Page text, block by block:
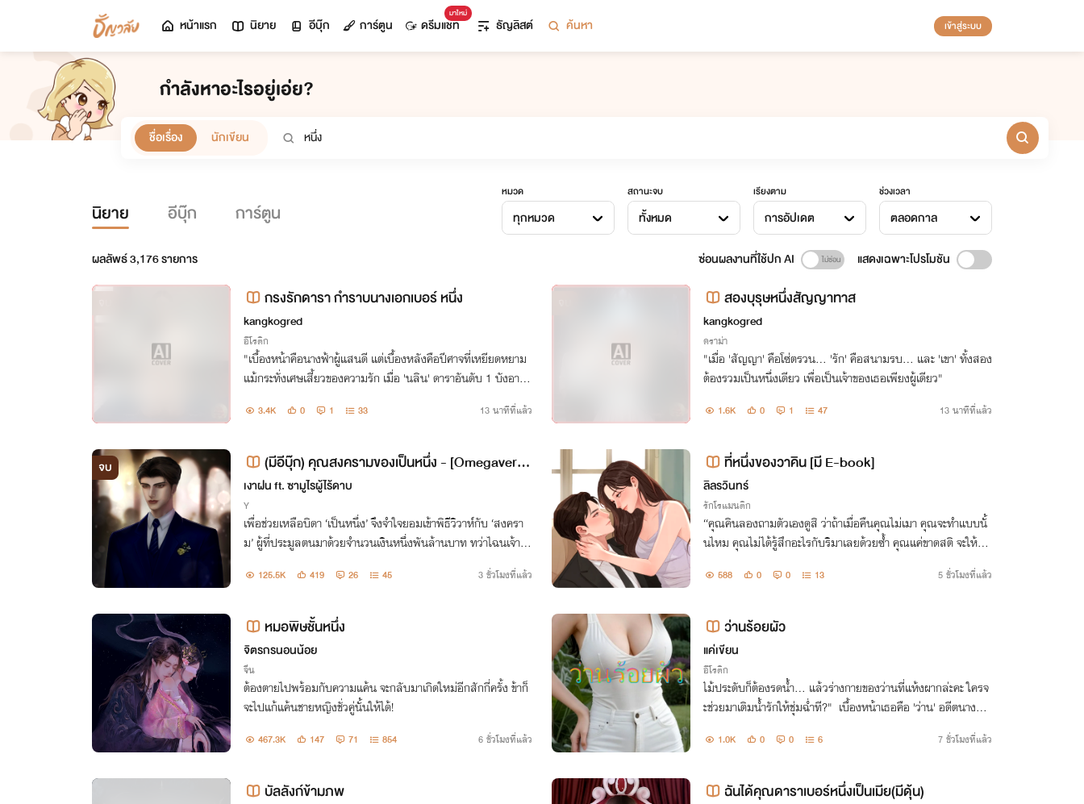
หน้าแรก นิยาย อีบุ๊ก การ์ตูน
มาใหม่
ดรีมแชท ธัญลิสต์ ค้นหา เข้าสู่ระบบ
กำลังหาอะไรอยู่เอ่ย?
ชื่อเรื่อง นักเขียน
นิยาย อีบุ๊ก การ์ตูน
หมวด
ทุกหมวด
สถานะจบ
ทั้งหมด
เรียงตาม
การอัปเดต
ช่วงเวลา
ตลอดกาล
ผลลัพธ์3,176รายการ ซ่อนผลงานที่ใช้ปก AI แสดงเฉพาะโปรโมชัน
กรงรักดารา กำราบนางเอกเบอร์ หนึ่ง
kangkogred
อีโรติก
"เบื้องหน้าคือนางฟ้าผู้แสนดี แต่เบื้องหลังคือปีศาจที่เหยียดหยาม
แม้กระทั่งเศษเสี้ยวของความรัก เมื่อ 'นลิน' ดาราอันดับ 1 บังอาจเ
กเพื่อรอต้อน
3.4K 0 1 33 13 นาทีที่แล้ว
สองบุรุษหนึ่งสัญญาทาส
kangkogred
ดราม่า
"เมื่อ 'สัญญา' คือโซ่ตรวน... 'รัก' คือสนามรบ... และ 'เขา' ทั้งสอง
ต้องรวมเป็นหนึ่งเดียว เพื่อเป็นเจ้าของเธอเพียงผู้เดียว"
1.6K 0 1 47 13 นาทีที่แล้ว
จบ
(มีอีบุ๊ก) คุณสงครามของเป็นหนึ่ง - [Omegavers
e, ผู้ชายท้องได้]
เงาฝน ft. ซามูไรผู้ไร้ดาบ
Y
เพื่อช่วยเหลือบิดา ‘เป็นหนึ่ง’ จึงจำใจยอมเข้าพิธีวิวาห์กับ ‘สงครา
ม’ ผู้ที่ประมูลตนมาด้วยจำนวนเงินหนึ่งพันล้านบาท ทว่าไฉนเจ้าบ่า
ในคืนนั้นกัน
125.5K 419 26 45 3 ชั่วโมงที่แล้ว
ที่หนึ่งของวาคิน [มี E-book]
ลิลรวินทร์
รักโรแมนติก
“คุณคินลองถามตัวเองดูสิ ว่าถ้าเมื่อคืนคุณไม่เมา คุณจะทำแบบนั้
นไหม คุณไม่ได้รู้สึกอะไรกับริมาเลยด้วยซ้ำ คุณแค่ขาดสติ จะให้ริม
อกค่ะ”
588 0 0 13 5 ชั่วโมงที่แล้ว
หมอพิษชั้นหนึ่ง
จิตรกรนอนน้อย
จีน
ต้องตายไปพร้อมกับความแค้น จะกลับมาเกิดใหม่อีกสักกี่ครั้ง ข้าก็
จะไปแก้แค้นชายหญิงชั่วคู่นั้นให้ได้!
467.3K 147 71 854 6 ชั่วโมงที่แล้ว
ว่านร้อยผัว
แค่เขียน
อีโรติก
ไม้ประดับก็ต้องรดน้ำ... แล้วร่างกายของว่านที่แห้งผากล่ะคะ ใครจ
ะช่วยมาเติมน้ำรักให้ชุ่มฉ่ำที?" เบื้องหน้าเธอคือ 'ว่าน' อดีตนางงา
ต่เบื้องหลัง
1.0K 0 0 6 7 ชั่วโมงที่แล้ว
บัลลังก์ข้ามภพ ฉันได้คุณดาราเบอร์หนึ่งเป็นเมีย(มีดุ้น)